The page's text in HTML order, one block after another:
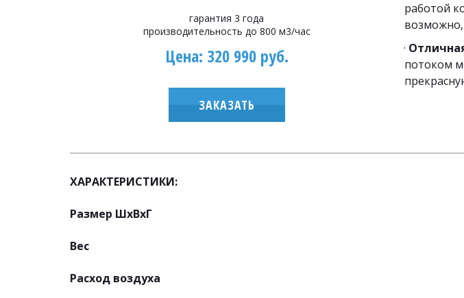
гарантия 3 года
производительность до 800 м3/час
Цена: 320 990 руб.
ЗАКАЗАТЬ
работой
·
потоком
ХАРАКТЕРИСТИКИ:
Размер ШхВхГ
Вес
Расход воздуха